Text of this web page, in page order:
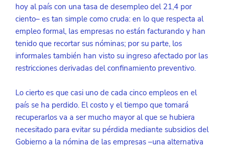
hoy al país con una tasa de desempleo del 21,4 por
ciento– es tan simple como cruda: en lo que respecta al
empleo formal, las empresas no están facturando y han
tenido que recortar sus nóminas; por su parte, los
informales también han visto su ingreso afectado por las
restricciones derivadas del confinamiento preventivo.
Lo cierto es que casi uno de cada cinco empleos en el
país se ha perdido. El costo y el tiempo que tomará
recuperarlos va a ser mucho mayor al que se hubiera
necesitado para evitar su pérdida mediante subsidios del
Gobierno a la nómina de las empresas –una alternativa